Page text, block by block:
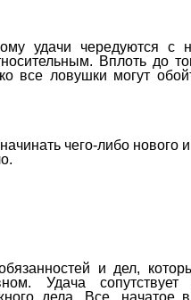
удачи чередуются с
Вплоть до
все ловушки могут
чего-либо нового
и дел,
Удача
дела. Все, начатое